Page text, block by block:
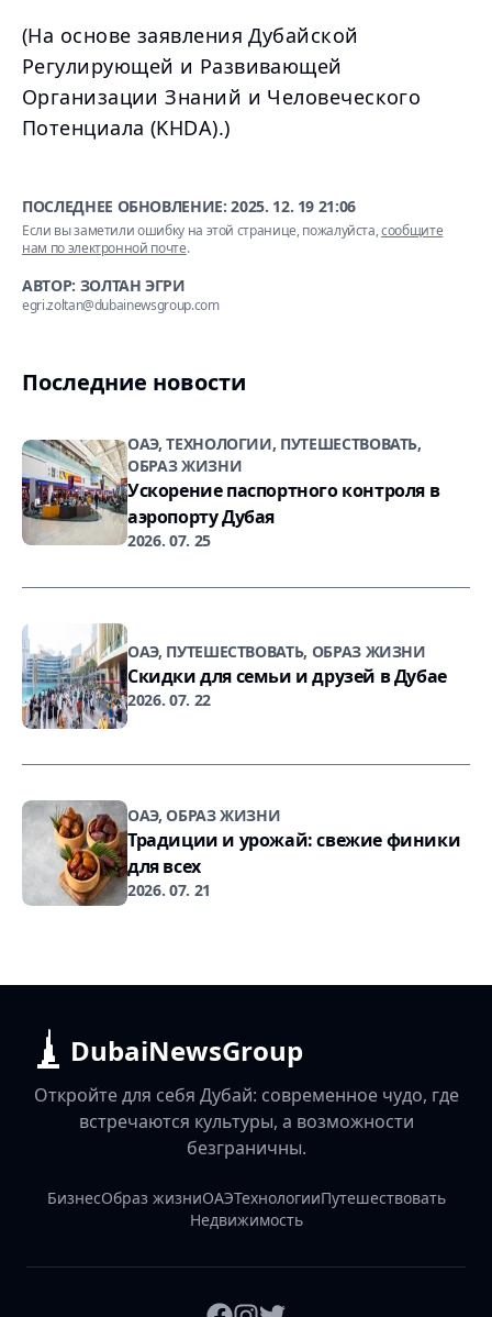
(На основе заявления Дубайской
Регулирующей и Развивающей
Организации Знаний и Человеческого
Потенциала (KHDA).)
ПОСЛЕДНЕЕ ОБНОВЛЕНИЕ:2025. 12. 19 21:06
Если вы заметили ошибку на этой странице, пожалуйста,сообщите
нам по электронной почте.
АВТОР: ЗОЛТАН ЭГРИ
egri.zoltan@dubainewsgroup.com
Последние новости
ОАЭ, ТЕХНОЛОГИИ, ПУТЕШЕСТВОВАТЬ,
ОБРАЗ ЖИЗНИ
Ускорение паспортного контроля в
аэропорту Дубая
2026. 07. 25
ОАЭ, ПУТЕШЕСТВОВАТЬ, ОБРАЗ ЖИЗНИ
Скидки для семьи и друзей в Дубае
2026. 07. 22
ОАЭ, ОБРАЗ ЖИЗНИ
Традиции и урожай: свежие финики
для всех
2026. 07. 21
DubaiNewsGroup
Откройте для себя Дубай: современное чудо, где
встречаются культуры, а возможности
безграничны.
БизнесОбраз жизниОАЭТехнологииПутешествовать
Недвижимость